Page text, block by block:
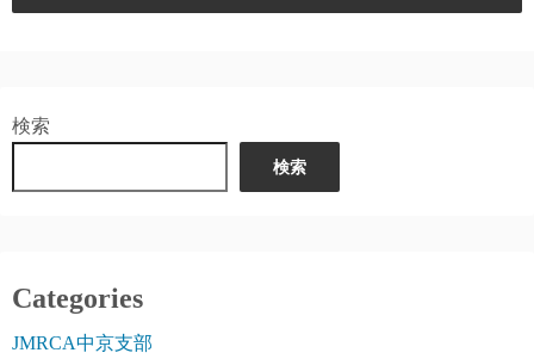
検索
検索
Categories
JMRCA中京支部